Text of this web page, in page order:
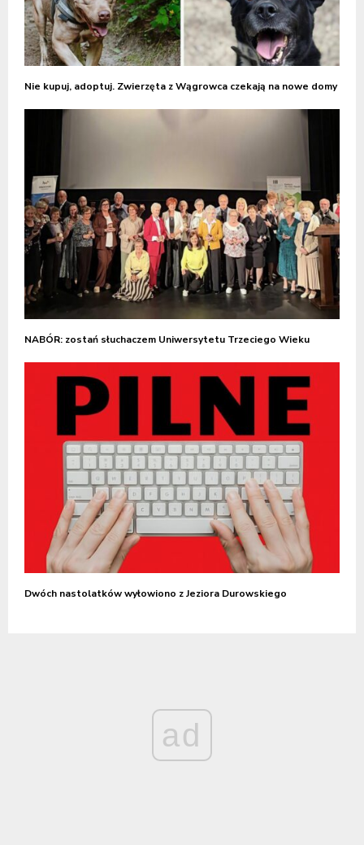
Nie kupuj, adoptuj. Zwierzęta z Wągrowca czekają na nowe domy
NABÓR: zostań słuchaczem Uniwersytetu Trzeciego Wieku
Dwóch nastolatków wyłowiono z Jeziora Durowskiego
ad